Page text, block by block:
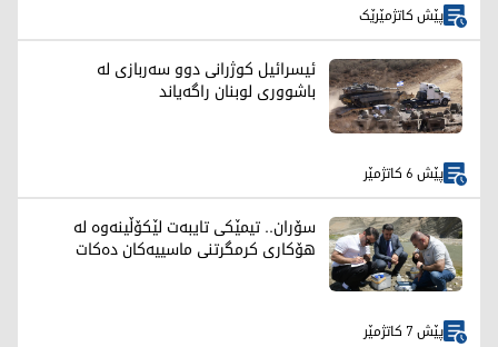
پێش کاتژمێرێک
ئیسرائیل کوژرانی دوو سەربازی لە
باشووری لوبنان راگەیاند
پێش 6 کاتژمێر
سۆران.. تیمێکی تایبەت لێکۆڵینەوە لە
هۆکاری کرمگرتنی ماسییەکان دەکات
پێش 7 کاتژمێر